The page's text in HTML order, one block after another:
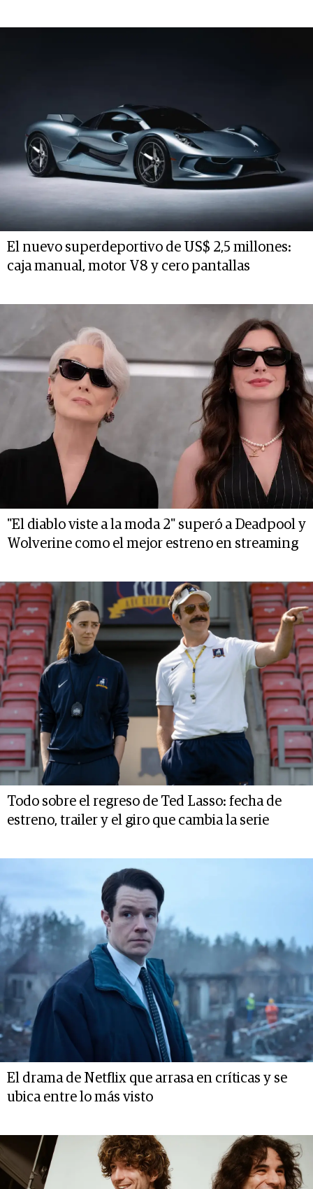
El nuevo superdeportivo de US$ 2,5 millones:
caja manual, motor V8 y cero pantallas
"El diablo viste a la moda 2" superó a Deadpool y
Wolverine como el mejor estreno en streaming
Todo sobre el regreso de Ted Lasso: fecha de
estreno, trailer y el giro que cambia la serie
El drama de Netflix que arrasa en críticas y se
ubica entre lo más visto